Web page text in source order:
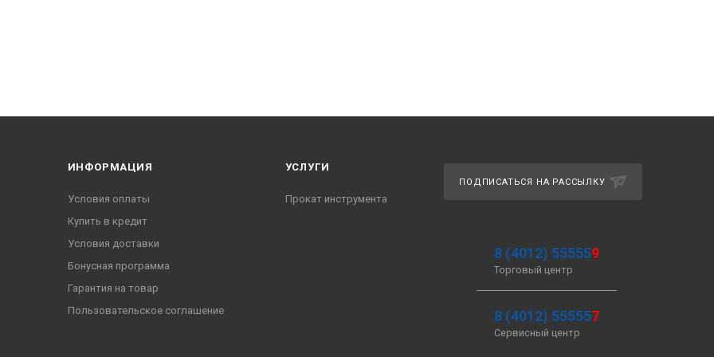
ИНФОРМАЦИЯ
Условия оплаты
Купить в кредит
Условия доставки
Бонусная программа
Гарантия на товар
Пользовательское соглашение
УСЛУГИ
Прокат инструмента
ПОДПИСАТЬСЯ НА РАССЫЛКУ
8 (4012) 555559
Торговый центр
8 (4012) 555557
Сервисный центр